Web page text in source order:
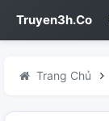
Truyen3h.Co
Trang Chủ